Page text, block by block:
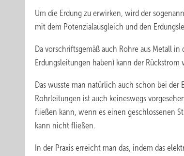
Um die Erdung zu erwirken, wird der
mit dem Potenzialausgleich und den
Da vorschriftsgemäß auch Rohre aus Metall
Erdungsleitungen haben) kann der
Das wusste man natürlich auch schon bei
Rohrleitungen ist auch keineswegs
fließen kann, wenn es einen geschlossenen
kann nicht fließen.
In der Praxis erreicht man das, indem das